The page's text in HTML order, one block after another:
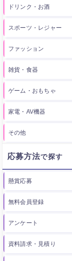
ドリンク・お酒
スポーツ・レジャー
ファッション
雑貨・食器
ゲーム・おもちゃ
家電・AV機器
その他
応募方法
懸賞応募
無料会員登録
アンケート
資料請求・見積り